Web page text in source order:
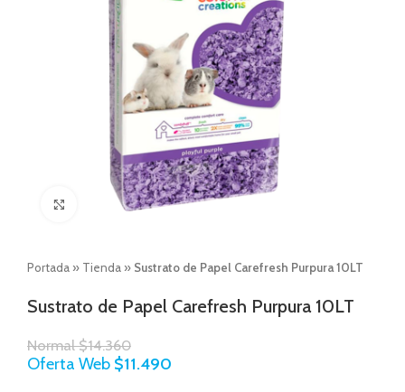
Click to enlarge
Portada » Tienda » Sustrato de Papel Carefresh Purpura 10LT
Sustrato de Papel Carefresh Purpura 10LT
Normal$14.360
Oferta Web $11.490